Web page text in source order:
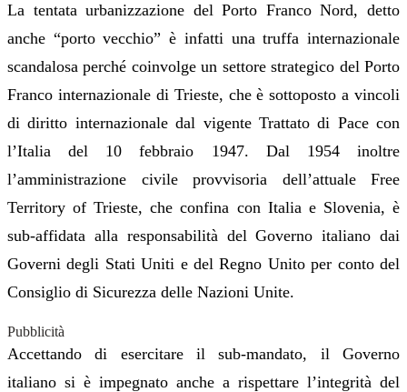
La tentata urbanizzazione del Porto Franco Nord, detto
anche “porto vecchio” è infatti una truffa internazionale
scandalosa perché coinvolge un settore strategico del Porto
Franco internazionale di Trieste, che è sottoposto a vincoli
di diritto internazionale dal vigente Trattato di Pace con
l’Italia del 10 febbraio 1947. Dal 1954 inoltre
l’amministrazione civile provvisoria dell’attuale Free
Territory of Trieste, che confina con Italia e Slovenia, è
sub-affidata alla responsabilità del Governo italiano dai
Governi degli Stati Uniti e del Regno Unito per conto del
Consiglio di Sicurezza delle Nazioni Unite.
Pubblicità
Accettando di esercitare il sub-mandato, il Governo
italiano si è impegnato anche a rispettare l’integrità del